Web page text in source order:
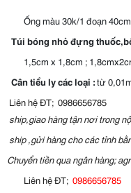
Ống màu 30k/1 đoạn 40cm
Túi bóng nhỏ đựng
1,5cm x 1,8cm ;
Cân tiểu ly các loại :từ
Liên hệ ĐT; 0986656785
ship,giao hàng tận nơi trong
ship ,gửi hàng cho các tỉnh
Chuyển tiền qua ngân hàng;
Liên hệ ĐT; 0986656785